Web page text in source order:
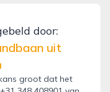
door:
uit
groot dat het